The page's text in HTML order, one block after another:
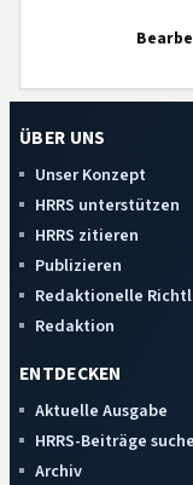
ÜBER UNS
Unser Konzept
HRRS unterstützen
HRRS zitieren
Publizieren
Redaktionelle
Redaktion
ENTDECKEN
Aktuelle Ausgabe
HRRS-Beiträge
Archiv